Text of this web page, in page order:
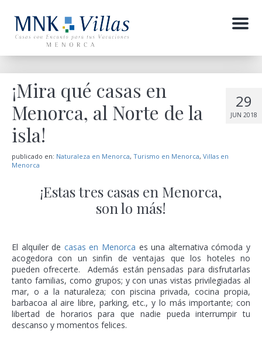
Menu
29
JUN 2018
¡Mira qué casas en
Menorca, al Norte de la
isla!
publicado en: Naturaleza en Menorca, Turismo en Menorca, Villas en
Menorca
¡Estas tres casas en Menorca,
son lo más!
El alquiler de casas en Menorca es una alternativa cómoda y
acogedora con un sinfin de ventajas que los hoteles no
pueden ofrecerte. Además están pensadas para disfrutarlas
tanto familias, como grupos; y con unas vistas privilegiadas al
mar, o a la naturaleza; con piscina privada, cocina propia,
barbacoa al aire libre, parking, etc., y lo más importante; con
libertad de horarios para que nadie pueda interrumpir tu
descanso y momentos felices.